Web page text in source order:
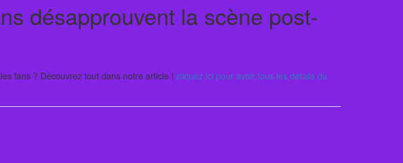
désapprouvent la scène post-
fans ? Découvrez tout dans notre article ! cliquez ici pour avoir tous les détails du